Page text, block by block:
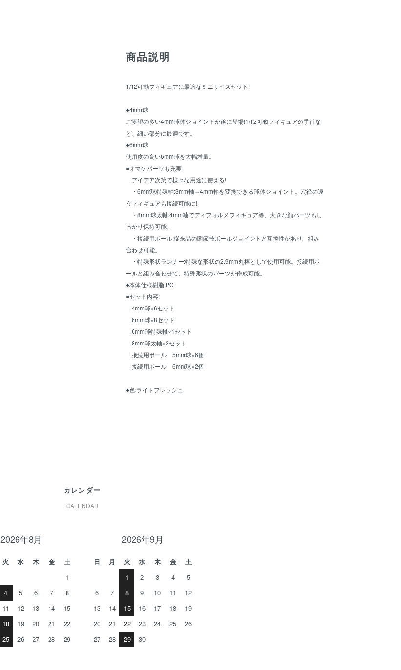
商品説明
1/12可動フィギュアに最適なミニサイズセット!
●4mm球
ご要望の多い4mm球体ジョイントが遂に登場!1/12可動フィギュアの手首な
ど、細い部分に最適です。
●6mm球
使用度の高い6mm球を大幅増量。
●オマケパーツも充実
アイデア次第で様々な用途に使える!
・6mm球特殊軸:3mm軸⇔4mm軸を変換できる球体ジョイント。穴径の違
うフィギュアも接続可能に!
・8mm球太軸:4mm軸でディフォルメフィギュア等、大きな顔パーツもし
っかり保持可能。
・接続用ボール:従来品の関節技ボールジョイントと互換性があり、組み
合わせ可能。
・特殊形状ランナー:特殊な形状の2.9mm丸棒として使用可能。接続用ボ
ールと組み合わせて、特殊形状のパーツが作成可能。
●本体仕様樹脂:PC
●セット内容:
4mm球×6セット
6mm球×8セット
6mm球特殊軸×1セット
8mm球太軸×2セット
接続用ボール 5mm球×6個
接続用ボール 6mm球×2個
●色:ライトフレッシュ
カレンダー
CALENDAR
2026年8月
火 水 木 金
土
1
4 5 6 7
8
11 12 13 14
15
18 19 20 21
22
25 26 27 28
29
2026年9月
日 月 火 水 木 金
土
1
2 3 4
5
6
7 8 9 10 11
12
13
14 15 16 17 18
19
20
21 22 23 24 25
26
27
28 29 30